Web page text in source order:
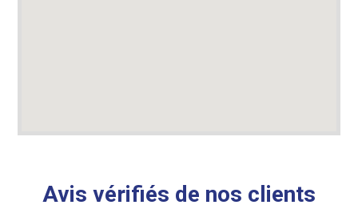
Avis vérifiés de nos clients